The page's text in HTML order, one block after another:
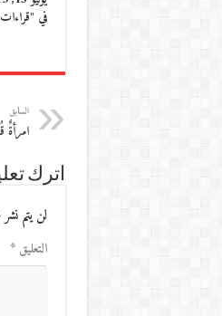
في
السابق
اترك
لن يتم
التعليق*